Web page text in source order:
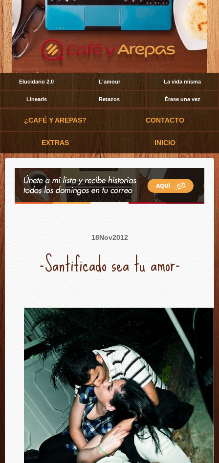
Elucidario 2.0 L'amour La vida misma
Linearis Retazos Érase una vez
¿CAFÉ Y AREPAS? CONTACTO
EXTRAS INICIO
18Nov2012
-Santificado sea tu amor-